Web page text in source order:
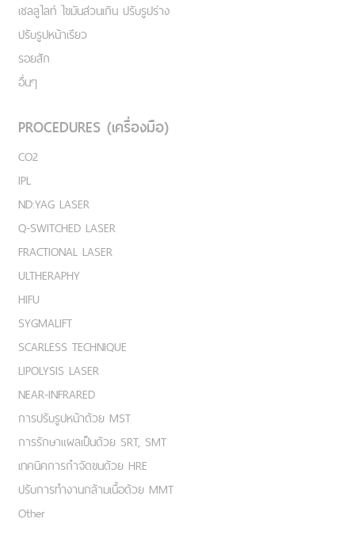
เชลลูไลท์ ไขมันส่วนเกิน ปรับรูปร่าง
ปรับรูปหน้าเรียว
รอยสัก
อื่นๆ
PROCEDURES (เครื่องมือ)
CO2
IPL
ND:YAG LASER
Q-SWITCHED LASER
FRACTIONAL LASER
ULTHERAPHY
HIFU
SYGMALIFT
SCARLESS TECHNIQUE
LIPOLYSIS LASER
NEAR-INFRARED
การปรับรูปหน้าด้วย MST
การรักษาแผลเป็นด้วย SRT, SMT
เทคนิคการกำจัดขนด้วย HRE
ปรับการทำงานกล้ามเนื้อด้วย MMT
Other